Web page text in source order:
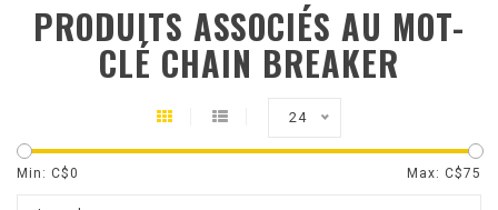
PRODUITS ASSOCIÉS AU MOT-
CLÉ CHAIN BREAKER
24
Min: C$0 Max: C$75